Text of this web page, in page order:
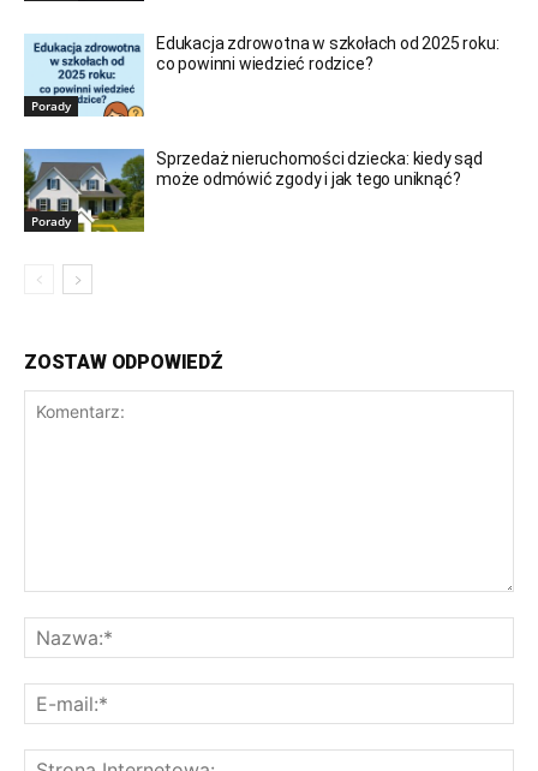
Porady
Edukacja zdrowotna w szkołach od 2025 roku:
co powinni wiedzieć rodzice?
Porady
Sprzedaż nieruchomości dziecka: kiedy sąd
może odmówić zgody i jak tego uniknąć?
ZOSTAW ODPOWIEDŹ